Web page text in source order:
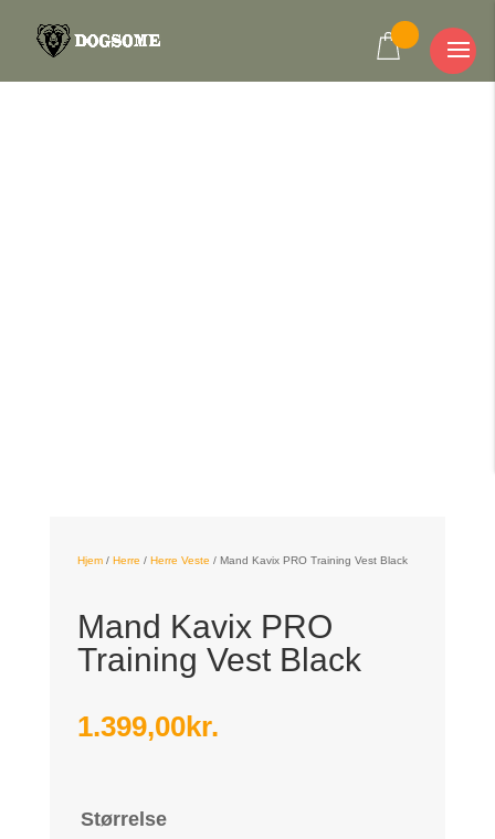
Hjem/ Herre / Herre Veste / Mand Kavix PRO Training Vest Black
Mand Kavix PRO
Training Vest Black
1.399,00kr.
Størrelse